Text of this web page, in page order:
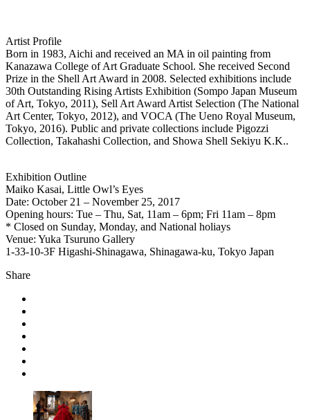
Artist Profile
Born in 1983, Aichi and received an MA in oil painting from
Kanazawa College of Art Graduate School. She received Second
Prize in the Shell Art Award in 2008. Selected exhibitions include
30th Outstanding Rising Artists Exhibition (Sompo Japan Museum
of Art, Tokyo, 2011), Sell Art Award Artist Selection (The National
Art Center, Tokyo, 2012), and VOCA (The Ueno Royal Museum,
Tokyo, 2016). Public and private collections include Pigozzi
Collection, Takahashi Collection, and Showa Shell Sekiyu K.K..
Exhibition Outline
Maiko Kasai, Little Owl’s Eyes
Date: October 21 – November 25, 2017
Opening hours: Tue – Thu, Sat, 11am – 6pm; Fri 11am – 8pm
* Closed on Sunday, Monday, and National holiays
Venue: Yuka Tsuruno Gallery
1-33-10-3F Higashi-Shinagawa, Shinagawa-ku, Tokyo Japan
Share